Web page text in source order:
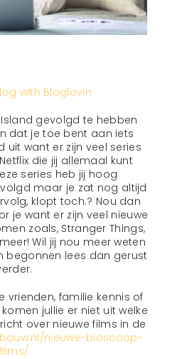
with Bloglovin
Island gevolgd te hebben
dat je toe bent aan iets
uit want er zijn veel series
die jij allemaal kunt
series heb jij hoog
maar je zat nog altijd
klopt toch.? Nou dan
je want er zijn veel nieuwe
zoals, Stranger Things,
Wil jij nou meer weten
begonnen lees dan gerust
vrienden, familie kennis of
jullie er niet uit welke
over nieuwe films in de
nieuwe-bioscoop-
films/